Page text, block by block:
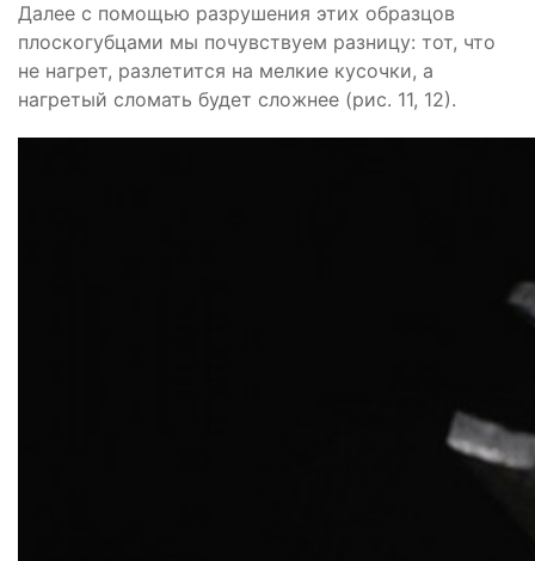
Далее с помощью разрушения этих образцов
плоскогубцами мы почувствуем разницу: тот, что
не нагрет, разлетится на мелкие кусочки, а
нагретый сломать будет сложнее (рис. 11, 12).